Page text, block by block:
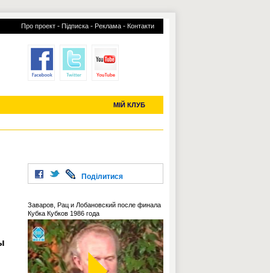
Про проект - Підписка - Реклама - Контакти
МІЙ КЛУБ
УСІ ТРАНСФЕРИ
Поділитися
Заваров, Рац и Лобановский после финала
Кубка Кубков 1986 года